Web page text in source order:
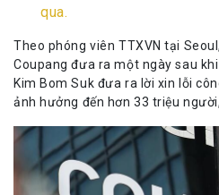
qua.
Theo phóng viên TTXVN tại
Coupang đưa ra một ngày sau
Kim Bom Suk đưa ra lời xin lỗi
ảnh hưởng đến hơn 33 triệu